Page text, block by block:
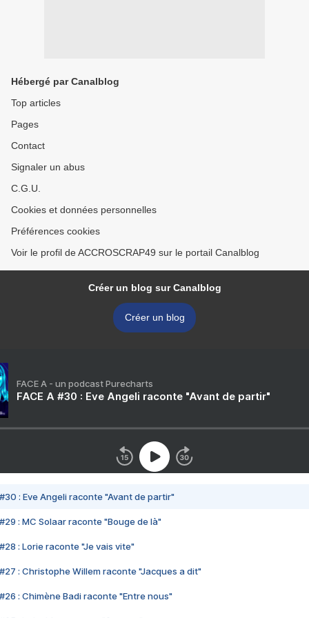
Hébergé par Canalblog
Top articles
Pages
Contact
Signaler un abus
C.G.U.
Cookies et données personnelles
Préférences cookies
Voir le profil de ACCROSCRAP49 sur le portail Canalblog
Créer un blog sur Canalblog
Créer un blog
FACE A - un podcast Purecharts
FACE A #30 : Eve Angeli raconte "Avant de partir"
#30 : Eve Angeli raconte "Avant de partir"
#29 : MC Solaar raconte "Bouge de là"
#28 : Lorie raconte "Je vais vite"
#27 : Christophe Willem raconte "Jacques a dit"
#26 : Chimène Badi raconte "Entre nous"